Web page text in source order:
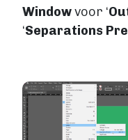
Windowvoor ‘
‘Separations
Image